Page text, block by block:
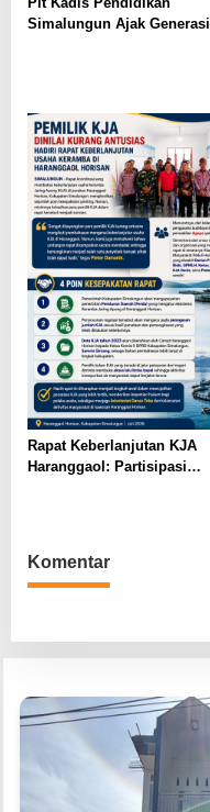
Simalungun Ajak Generasi
Rapat Keberlanjutan KJA
Haranggaol: Partisipasi
Komentar